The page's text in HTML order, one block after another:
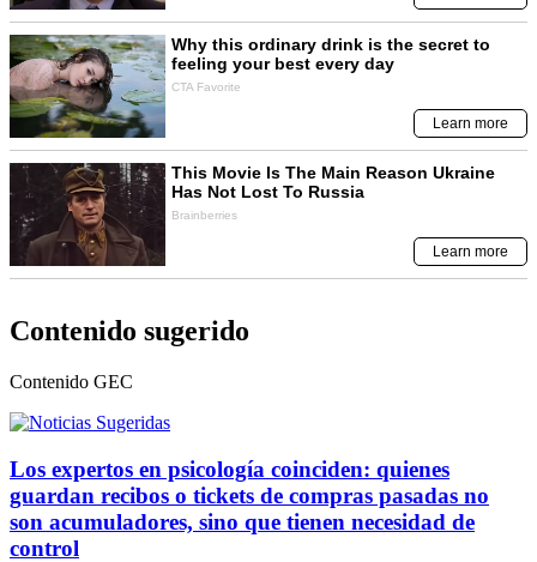
Contenido sugerido
Contenido GEC
Los expertos en psicología coinciden: quienes
guardan recibos o tickets de compras pasadas no
son acumuladores, sino que tienen necesidad de
control